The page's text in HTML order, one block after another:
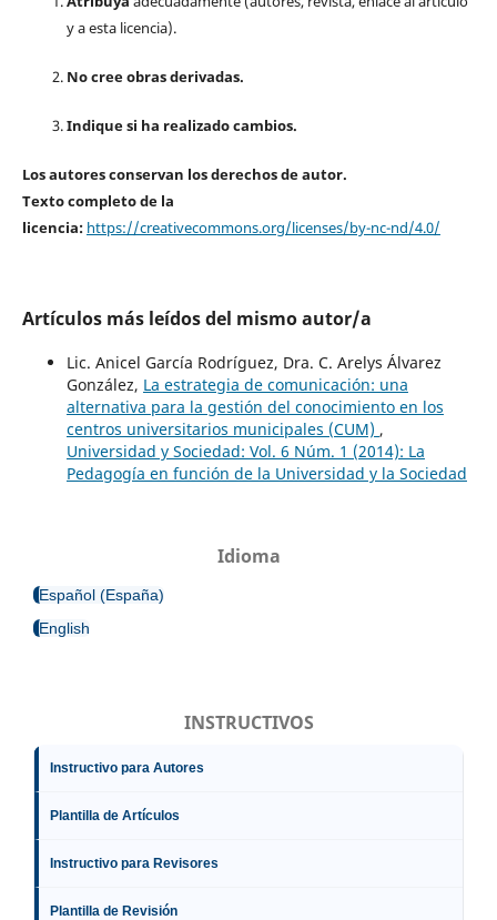
y a esta licencia).
No cree obras derivadas.
Indique si ha realizado cambios.
Los autores conservan los derechos de autor.
Texto completo de la
licencia: https://creativecommons.org/licenses/by-nc-nd/4.0/
Artículos más leídos del mismo autor/a
Lic. Anicel García Rodríguez, Dra. C. Arelys Álvarez
González, La estrategia de comunicación: una
alternativa para la gestión del conocimiento en los
centros universitarios municipales (CUM) ,
Universidad y Sociedad: Vol. 6 Núm. 1 (2014): La
Pedagogía en función de la Universidad y la Sociedad
Idioma
Español (España)
English
INSTRUCTIVOS
Instructivo para Autores
Plantilla de Artículos
Instructivo para Revisores
Plantilla de Revisión